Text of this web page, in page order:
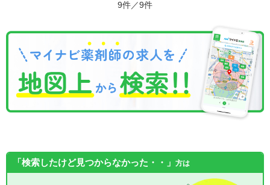
9件／9件
「検索したけど見つからなかった・・」 方は